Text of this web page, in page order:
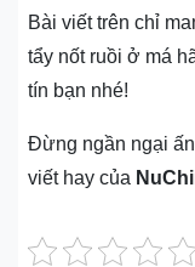
Bài viết trên chỉ
tẩy nốt ruồi ở má
tín bạn nhé!
Đừng ngần ngại
viết hay của